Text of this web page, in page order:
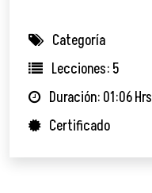
Categoría
Lecciones: 5
Duración: 01:06 Hrs
Certificado